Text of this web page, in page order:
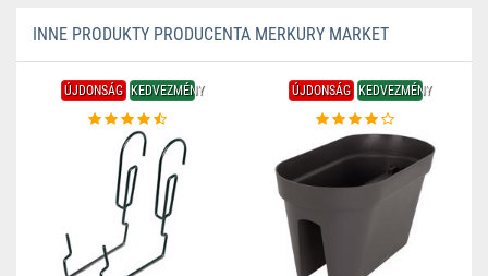
INNE PRODUKTY PRODUCENTA MERKURY MARKET
ÚJDONSÁG KEDVEZMÉNY ÚJDONSÁG KEDVEZMÉNY